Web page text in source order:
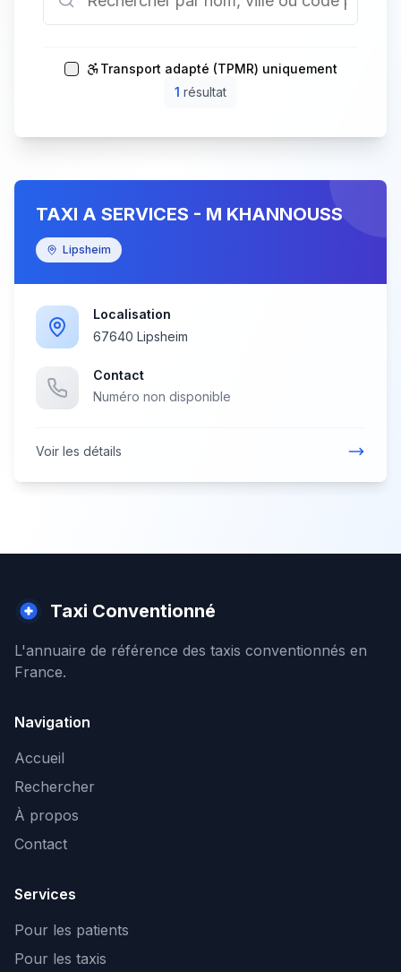
Transport adapté (TPMR) uniquement
1 résultat
TAXI A SERVICES - M KHANNOUSS
Lipsheim
Localisation
67640 Lipsheim
Contact
Numéro non disponible
Voir les détails
Taxi Conventionné
L'annuaire de référence des taxis conventionnés en
France.
Navigation
Accueil
Rechercher
À propos
Contact
Services
Pour les patients
Pour les taxis